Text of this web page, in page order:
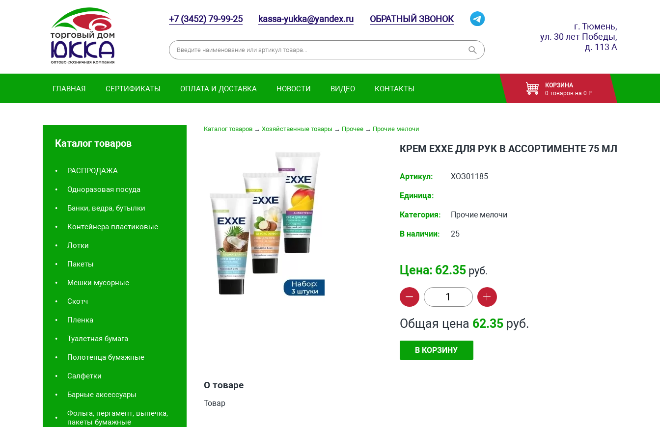
+7 (3452) 79-99-25 kassa-yukka@yandex.ru ОБРАТНЫЙ ЗВОНОК
г. Тюмень,
ул. 30 лет Победы,
д. 113 А
ГЛАВНАЯ СЕРТИФИКАТЫ ОПЛАТА И ДОСТАВКА НОВОСТИ ВИДЕО КОНТАКТЫ
КОРЗИНА
0 товаров на 0 ₽
Каталог товаров
РАСПРОДАЖА
Одноразовая посуда
Банки, ведра, бутылки
Контейнера пластиковые
Лотки
Пакеты
Мешки мусорные
Скотч
Пленка
Туалетная бумага
Полотенца бумажные
Салфетки
Барные аксессуары
Фольга, пергамент, выпечка,
пакеты бумажные
Каталог товаров→ Хозяйственные товары → Прочее→ Прочие мелочи
КРЕМ EXXE ДЛЯ РУК В АССОРТИМЕНТЕ 75 МЛ
Артикул: ХОЗ01185
Единица:
Категория: Прочие мелочи
В наличии: 25
Цена: 62.35руб.
Общая цена 62.35руб.
В КОРЗИНУ
О товаре
Товар